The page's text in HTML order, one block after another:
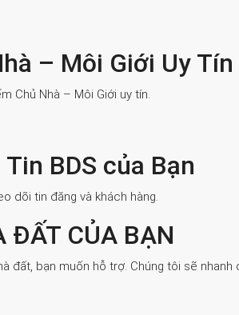
– Môi Giới Uy Tín
Chủ Nhà – Môi Giới uy tín.
BDS của Bạn
dõi tin đăng và khách hàng.
ĐẤT CỦA BẠN
đất, bạn muốn hỗ trợ. Chúng tôi sẽ